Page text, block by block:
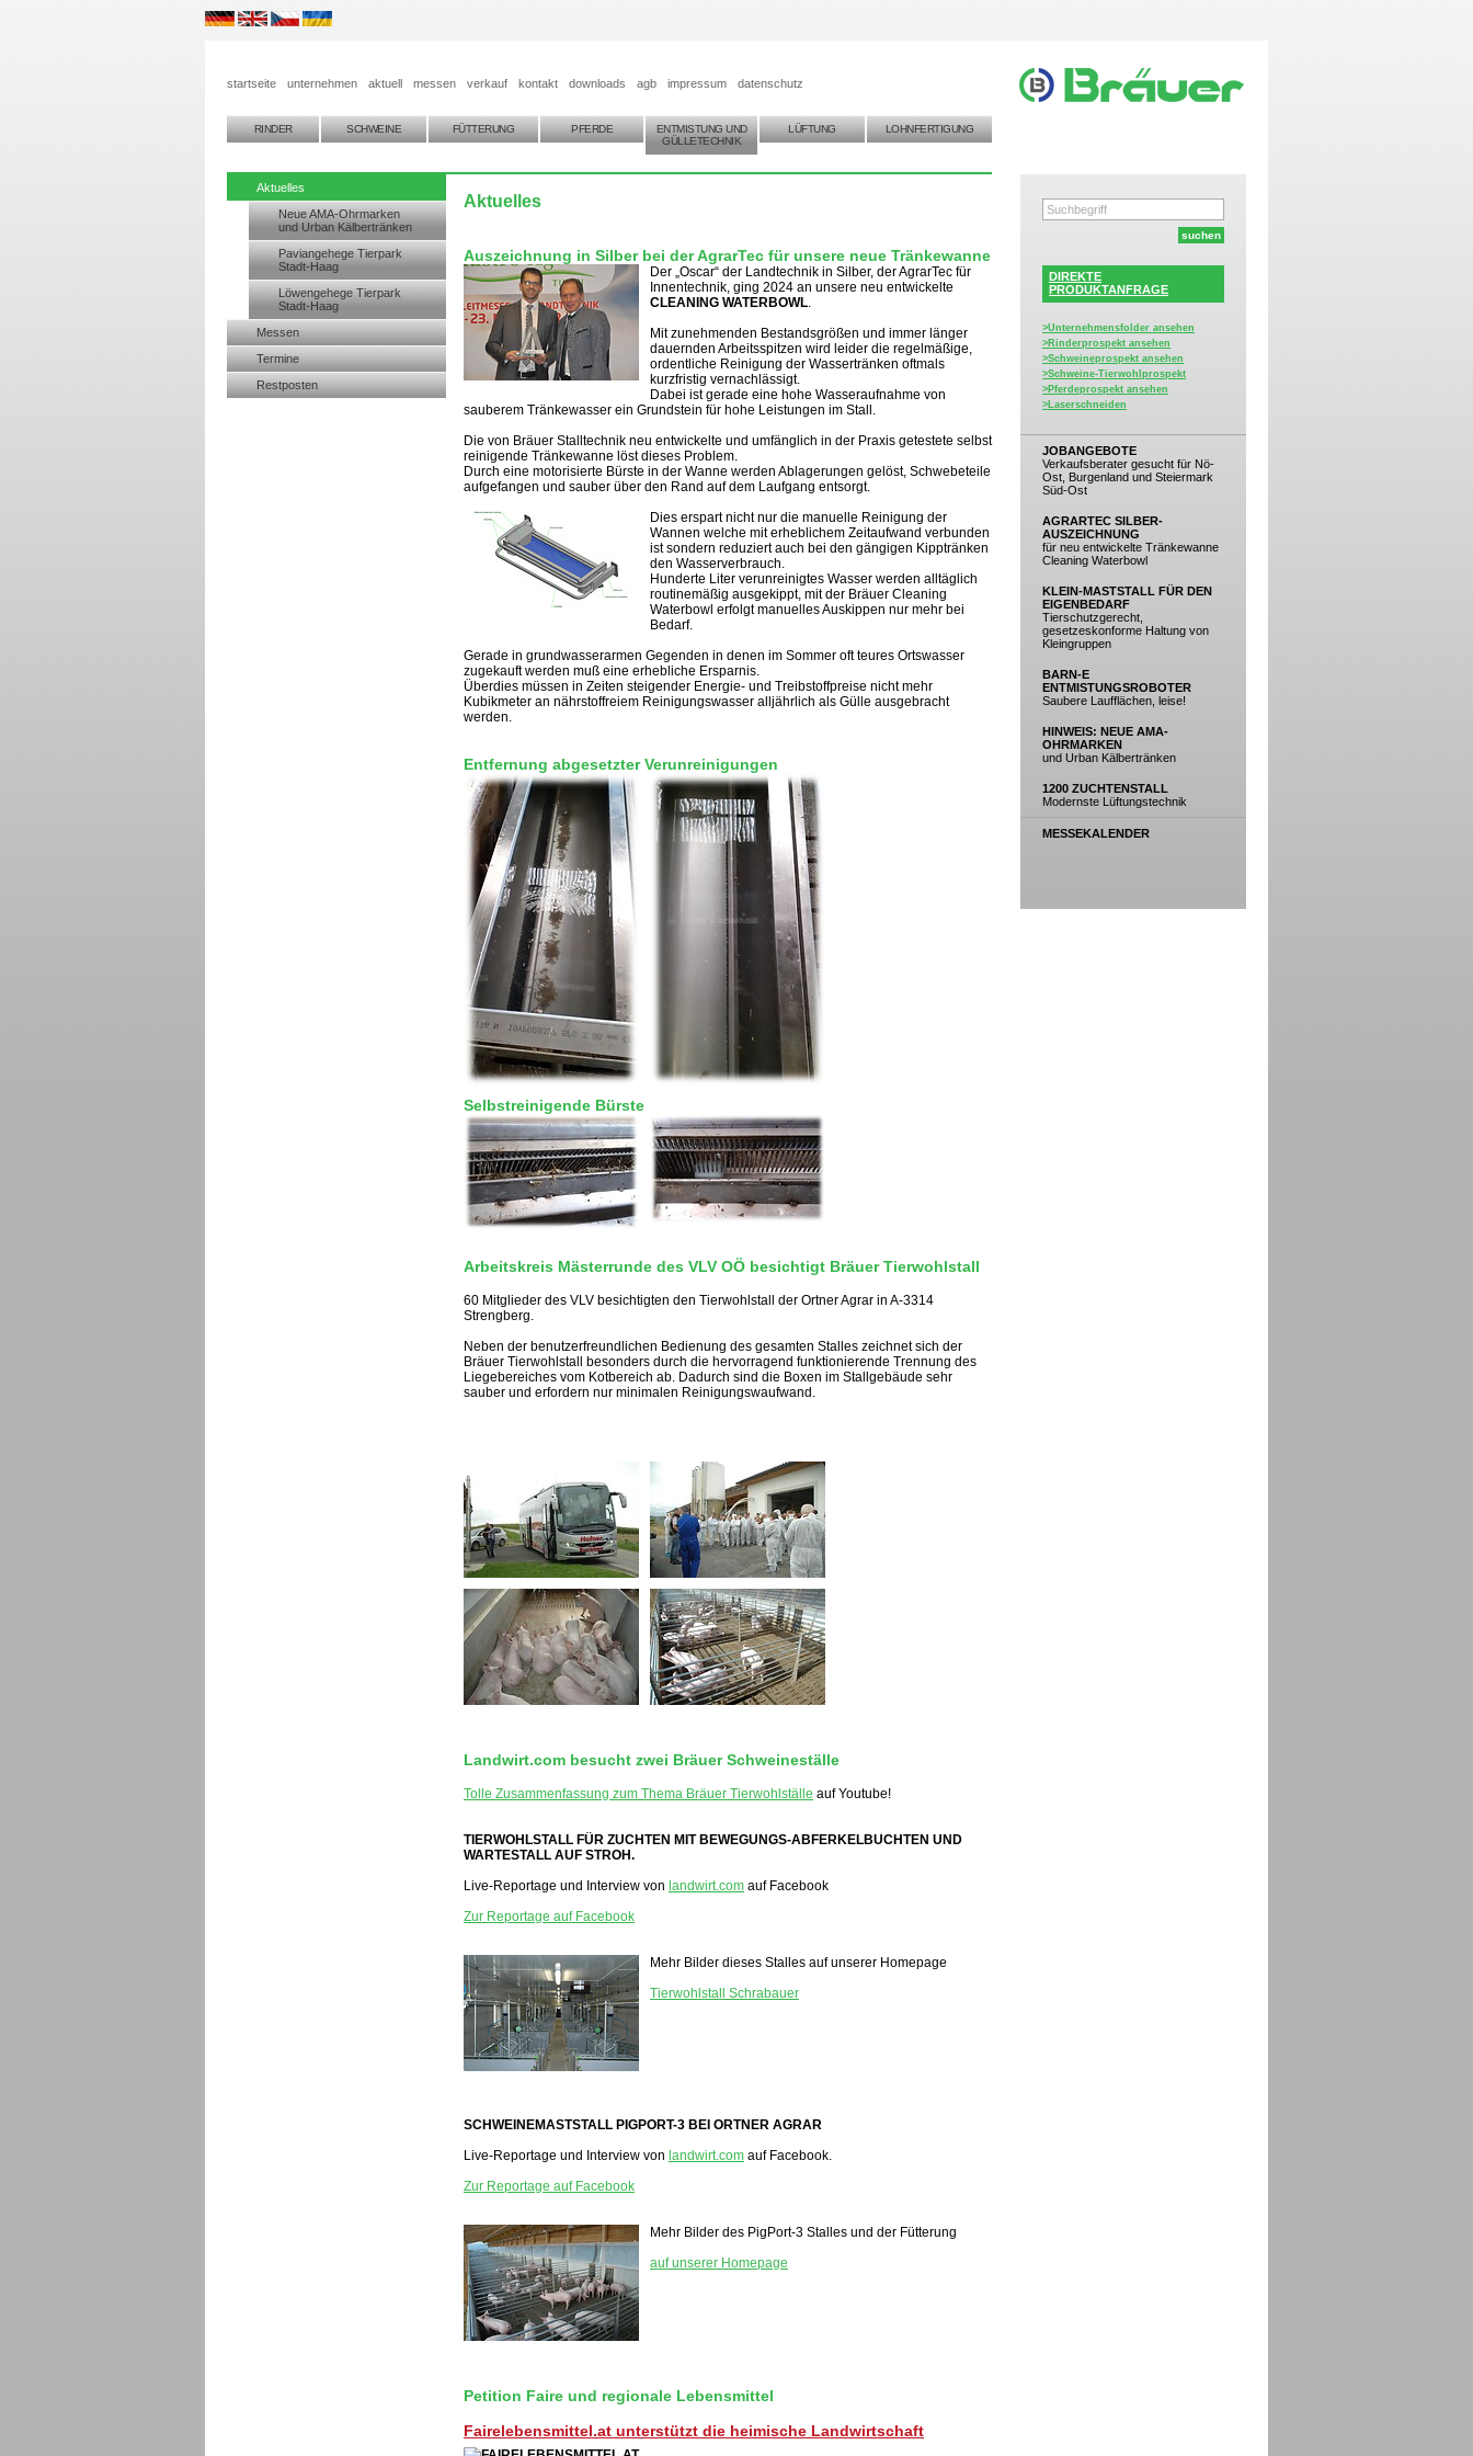
startseite unternehmen aktuell messen verkauf kontakt downloads agb impressum datenschutz
RINDER SCHWEINE FÜTTERUNG PFERDE
ENTMISTUNG UND
GÜLLETECHNIK
LÜFTUNG LOHNFERTIGUNG
DIREKTE
PRODUKTANFRAGE
>Unternehmensfolder ansehen
>Rinderprospekt ansehen
>Schweineprospekt ansehen
>Schweine-Tierwohlprospekt
>Pferdeprospekt ansehen
>Laserschneiden
JOBANGEBOTE
Verkaufsberater gesucht für Nö-
Ost, Burgenland und Steiermark
Süd-Ost
AGRARTEC SILBER-
AUSZEICHNUNG
für neu entwickelte Tränkewanne
Cleaning Waterbowl
KLEIN-MASTSTALL FÜR DEN
EIGENBEDARF
Tierschutzgerecht,
gesetzeskonforme Haltung von
Kleingruppen
BARN-E
ENTMISTUNGSROBOTER
Saubere Laufflächen, leise!
HINWEIS: NEUE AMA-
OHRMARKEN
und Urban Kälbertränken
1200 ZUCHTENSTALL
Modernste Lüftungstechnik
MESSEKALENDER
Aktuelles
Neue AMA-Ohrmarken
und Urban Kälbertränken
Paviangehege Tierpark
Stadt-Haag
Löwengehege Tierpark
Stadt-Haag
Messen
Termine
Restposten
Aktuelles
Auszeichnung in Silber bei der AgrarTec für unsere neue Tränkewanne
Der „Oscar“ der Landtechnik in Silber, der AgrarTec für
Innentechnik, ging 2024 an unsere neu entwickelte
CLEANING WATERBOWL.
Mit zunehmenden Bestandsgrößen und immer länger
dauernden Arbeitsspitzen wird leider die regelmäßige,
ordentliche Reinigung der Wassertränken oftmals
kurzfristig vernachlässigt.
Dabei ist gerade eine hohe Wasseraufnahme von
sauberem Tränkewasser ein Grundstein für hohe Leistungen im Stall.
Die von Bräuer Stalltechnik neu entwickelte und umfänglich in der Praxis getestete selbst
reinigende Tränkewanne löst dieses Problem.
Durch eine motorisierte Bürste in der Wanne werden Ablagerungen gelöst, Schwebeteile
aufgefangen und sauber über den Rand auf dem Laufgang entsorgt.
Dies erspart nicht nur die manuelle Reinigung der
Wannen welche mit erheblichem Zeitaufwand verbunden
ist sondern reduziert auch bei den gängigen Kipptränken
den Wasserverbrauch.
Hunderte Liter verunreinigtes Wasser werden alltäglich
routinemäßig ausgekippt, mit der Bräuer Cleaning
Waterbowl erfolgt manuelles Auskippen nur mehr bei
Bedarf.
Gerade in grundwasserarmen Gegenden in denen im Sommer oft teures Ortswasser
zugekauft werden muß eine erhebliche Ersparnis.
Überdies müssen in Zeiten steigender Energie- und Treibstoffpreise nicht mehr
Kubikmeter an nährstoffreiem Reinigungswasser alljährlich als Gülle ausgebracht
werden.
Entfernung abgesetzter Verunreinigungen
Selbstreinigende Bürste
Arbeitskreis Mästerrunde des VLV OÖ besichtigt Bräuer Tierwohlstall
60 Mitglieder des VLV besichtigten den Tierwohlstall der Ortner Agrar in A-3314
Strengberg.
Neben der benutzerfreundlichen Bedienung des gesamten Stalles zeichnet sich der
Bräuer Tierwohlstall besonders durch die hervorragend funktionierende Trennung des
Liegebereiches vom Kotbereich ab. Dadurch sind die Boxen im Stallgebäude sehr
sauber und erfordern nur minimalen Reinigungswaufwand.
Landwirt.com besucht zwei Bräuer Schweineställe
Tolle Zusammenfassung zum Thema Bräuer Tierwohlställe auf Youtube!
TIERWOHLSTALL FÜR ZUCHTEN MIT BEWEGUNGS-ABFERKELBUCHTEN UND
WARTESTALL AUF STROH.
Live-Reportage und Interview von landwirt.com auf Facebook
Zur Reportage auf Facebook
Mehr Bilder dieses Stalles auf unserer Homepage
Tierwohlstall Schrabauer
SCHWEINEMASTSTALL PIGPORT-3 BEI ORTNER AGRAR
Live-Reportage und Interview von landwirt.com auf Facebook.
Zur Reportage auf Facebook
Mehr Bilder des PigPort-3 Stalles und der Fütterung
auf unserer Homepage
Petition Faire und regionale Lebensmittel
Fairelebensmittel.at unterstützt die heimische Landwirtschaft